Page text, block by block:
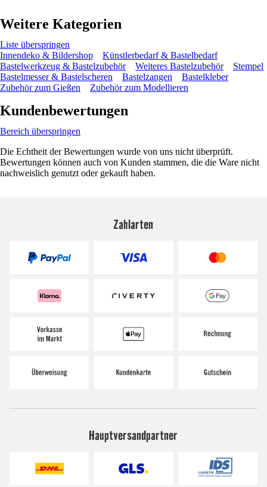
Weitere Kategorien
Liste überspringen
Innendeko & Bildershop
Künstlerbedarf & Bastelbedarf
Bastelwerkzeug & Bastelzubehör
Weiteres Bastelzubehör
Stempel
Bastelmesser & Bastelscheren
Bastelzangen
Bastelkleber
Zubehör zum Gießen
Zubehör zum Modellieren
Kundenbewertungen
Bereich überspringen
Die Echtheit der Bewertungen wurde von uns nicht überprüft.
Bewertungen können auch von Kunden stammen, die die Ware nicht
nachweislich genutzt oder gekauft haben.
Zahlarten
Hauptversandpartner